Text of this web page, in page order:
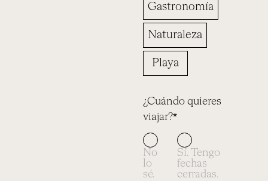
Gastronomía
Naturaleza
Playa
¿Cuándo quieres
viajar?*
No
lo
sé.
Sí. Tengo
fechas
cerradas.